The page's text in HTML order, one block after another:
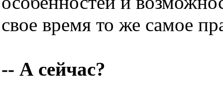
свое время то же самое
-- А сейчас?